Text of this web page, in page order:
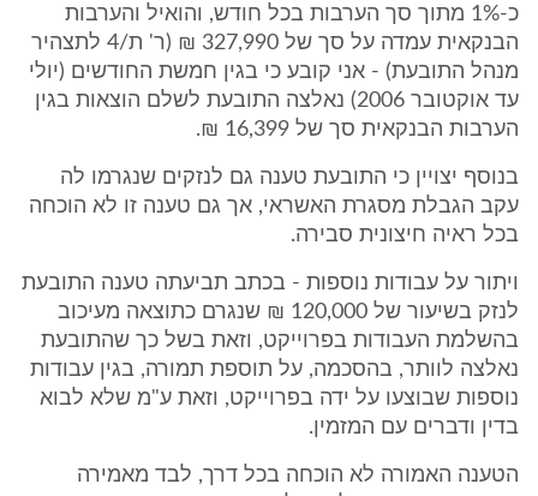
כ-1% מתוך סך הערבות בכל חודש, והואיל והערבות
הבנקאית עמדה על סך של 327,990 ₪ (ר' ת/4 לתצהיר
מנהל התובעת) - אני קובע כי בגין חמשת החודשים (יולי
עד אוקטובר 2006) נאלצה התובעת לשלם הוצאות בגין
הערבות הבנקאית סך של 16,399 ₪.
בנוסף יצויין כי התובעת טענה גם לנזקים שנגרמו לה
עקב הגבלת מסגרת האשראי, אך גם טענה זו לא הוכחה
בכל ראיה חיצונית סבירה.
ויתור על עבודות נוספות - בכתב תביעתה טענה התובעת
לנזק בשיעור של 120,000 ₪ שנגרם כתוצאה מעיכוב
בהשלמת העבודות בפרוייקט, וזאת בשל כך שהתובעת
נאלצה לוותר, בהסכמה, על תוספת תמורה, בגין עבודות
נוספות שבוצעו על ידה בפרוייקט, וזאת ע"מ שלא לבוא
בדין ודברים עם המזמין.
הטענה האמורה לא הוכחה בכל דרך, לבד מאמירה